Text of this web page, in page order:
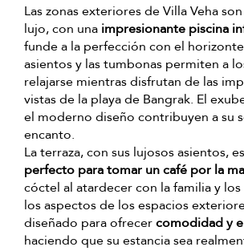
Las zonas exteriores de Villa Veha
lujo, con una impresionante piscina
funde a la perfección con el
asientos y las tumbonas permiten a
relajarse mientras disfrutan de las
vistas de la playa de Bangrak. El
el moderno diseño contribuyen a su
encanto.
La terraza, con sus lujosos asientos,
perfecto para tomar un café por la
cóctel al atardecer con la familia y
los aspectos de los espacios
diseñado para ofrecercomodidad y
haciendo que su estancia sea